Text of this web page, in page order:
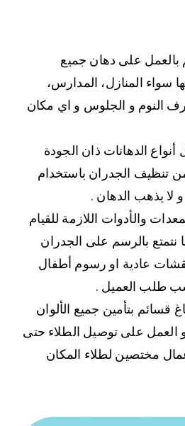
بالعمل على دهان جميع
سواء المنازل، المدارس،
النوم و الجلوس و اي مكان
الدهانات ذان الجودة
من تنظيف الجدران باستخدام
لا يذهب الدهان .
والأدوات اللازمة للقيام
نتمتع بالرسم على الجدران
عادية او رسوم أطفال
طلب العميل .
قسائم بتأمين جميع الألوان
العمل على توصيل الطلاء حتى
مختصين لطلاء المكان